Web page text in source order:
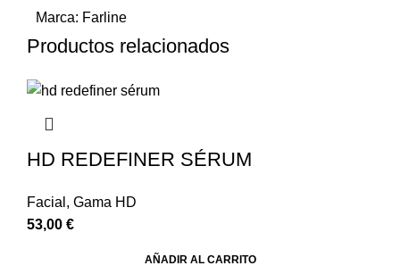
Marca: Farline
Productos relacionados
HD REDEFINER SÉRUM
Facial , Gama HD
53,00 €
AÑADIR AL CARRITO